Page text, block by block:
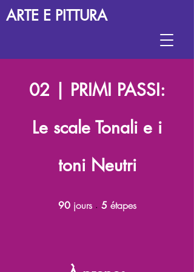
ARTE E PITTURA
02 | PRIMI PASSI:
Le scale Tonali e i
toni Neutri
90 jours 90 jours
5 étapes